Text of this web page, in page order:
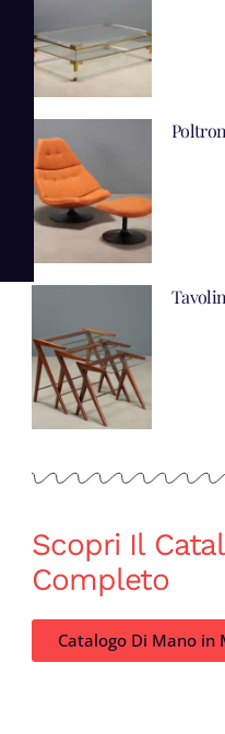
Scopri Il
Completo
Catalogo Di Mano in